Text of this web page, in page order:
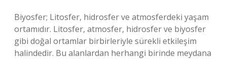
Biyosfer; Litosfer, hidrosfer ve atmosferdeki yaşam
ortamıdır. Litosfer, atmosfer, hidrosfer ve biyosfer
gibi doğal ortamlar birbirleriyle sürekli etkileşim
halindedir. Bu alanlardan herhangi birinde meydana